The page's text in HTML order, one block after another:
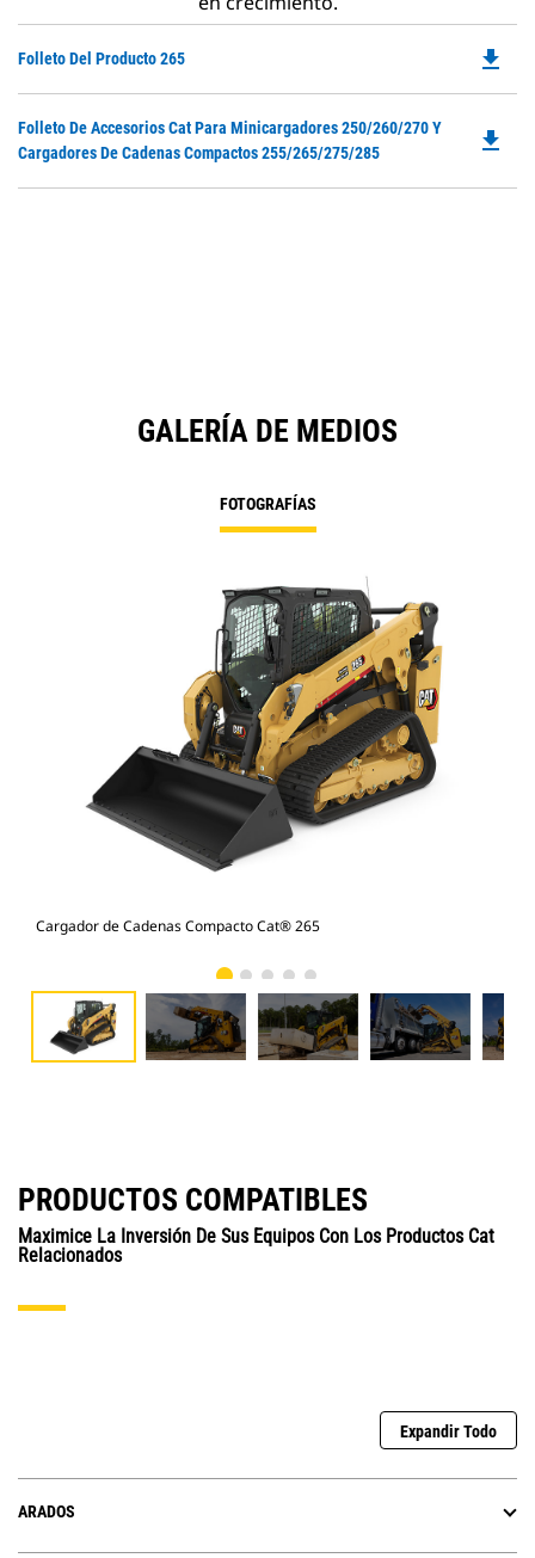
Folleto Del Producto 265 file_download
Folleto De Accesorios Cat Para Minicargadores 250/260/270 Y
Cargadores De Cadenas Compactos 255/265/275/285
file_download
GALERÍA DE MEDIOS
FOTOGRAFÍAS
Cargador de Cadenas Compacto Cat® 265
PRODUCTOS COMPATIBLES
Maximice La Inversión De Sus Equipos Con Los Productos Cat
Relacionados
Expandir Todo
ARADOS